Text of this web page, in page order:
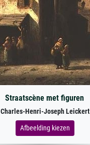
Straatscène met figuren
Charles-Henri-Joseph Leickert
Afbeelding kiezen